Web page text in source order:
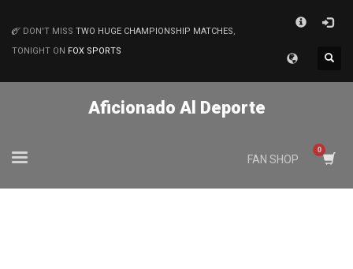
MATCHES
DON'T MISS TWO HUGE CHAMPIONSHIP MATCHES,
TONIGHT ON FOX SPORTS
Aficionado Al Deporte
FAN SHOP